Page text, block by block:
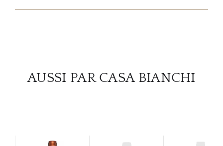
AUSSI PAR CASA BIANCHI